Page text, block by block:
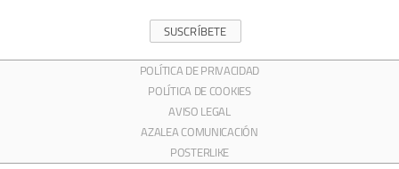
SUSCRÍBETE
POLÍTICA DE PRIVACIDAD
POLÍTICA DE COOKIES
AVISO LEGAL
AZALEA COMUNICACIÓN
POSTERLIKE